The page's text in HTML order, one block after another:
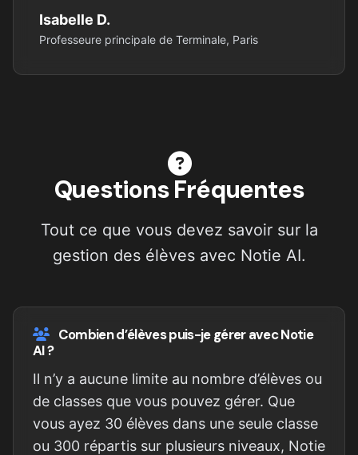
Isabelle D.
Professeure principale de Terminale, Paris
Questions Fréquentes
Tout ce que vous devez savoir sur la
gestion des élèves avec Notie AI.
Combien d’élèves puis-je gérer avec Notie
AI ?
Il n’y a aucune limite au nombre d’élèves ou
de classes que vous pouvez gérer. Que
vous ayez 30 élèves dans une seule classe
ou 300 répartis sur plusieurs niveaux, Notie